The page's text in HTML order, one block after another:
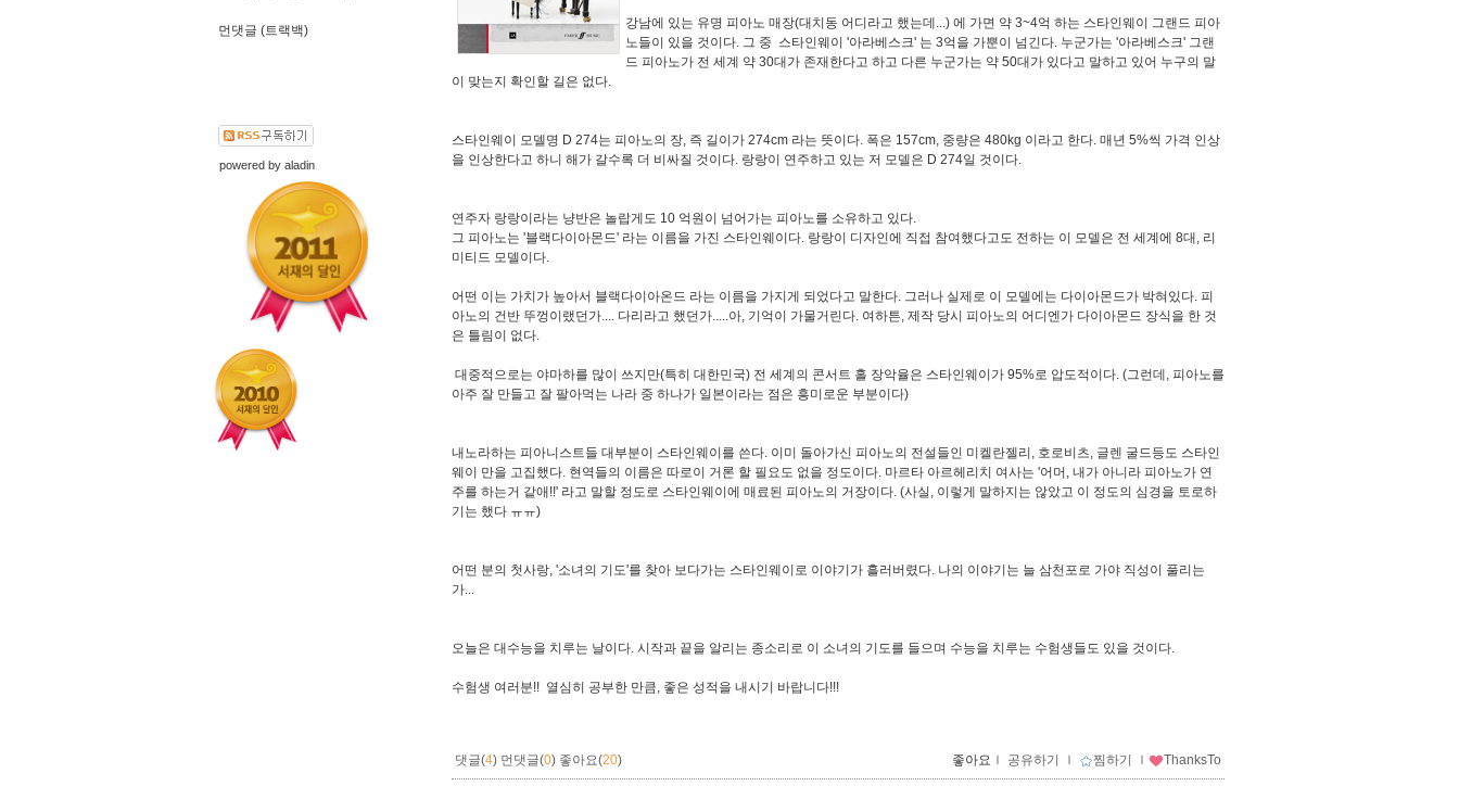
강남에 있는 유명 피아노 매장(대치동 어디라고 했는데...) 에 가면 약 3~4억 하는 스타인웨이 그랜드 피아
노들이 있을 것이다. 그 중 스타인웨이 '아라베스크' 는 3억을 가뿐이 넘긴다. 누군가는 '아라베스크' 그랜
드 피아노가 전 세계 약 30대가 존재한다고 하고 다른 누군가는 약 50대가 있다고 말하고 있어 누구의 말
이 맞는지 확인할 길은 없다.
스타인웨이 모델명 D 274는 피아노의 장, 즉 길이가 274cm 라는 뜻이다. 폭은 157cm, 중량은 480kg 이라고 한다. 매년 5%씩 가격 인상
을 인상한다고 하니 해가 갈수록 더 비싸질 것이다. 랑랑이 연주하고 있는 저 모델은 D 274일 것이다.
연주자 랑랑이라는 냥반은 놀랍게도 10 억원이 넘어가는 피아노를 소유하고 있다.
그 피아노는 '블랙다이아몬드' 라는 이름을 가진 스타인웨이다. 랑랑이 디자인에 직접 참여했다고도 전하는 이 모델은 전 세계에 8대, 리
미티드 모델이다.
어떤 이는 가치가 높아서 블랙다이아온드 라는 이름을 가지게 되었다고 말한다. 그러나 실제로 이 모델에는 다이아몬드가 박혀있다. 피
아노의 건반 뚜껑이랬던가.... 다리라고 했던가.....아, 기억이 가물거린다. 여하튼, 제작 당시 피아노의 어디엔가 다이아몬드 장식을 한 것
은 틀림이 없다.
대중적으로는 야마하를 많이 쓰지만(특히 대한민국) 전 세계의 콘서트 홀 장악율은 스타인웨이가 95%로 압도적이다. (그런데, 피아노를
아주 잘 만들고 잘 팔아먹는 나라 중 하나가 일본이라는 점은 흥미로운 부분이다)
내노라하는 피아니스트들 대부분이 스타인웨이를 쓴다. 이미 돌아가신 피아노의 전설들인 미켈란젤리, 호로비츠, 글렌 굴드등도 스타인
웨이 만을 고집했다. 현역들의 이름은 따로이 거론 할 필요도 없을 정도이다. 마르타 아르헤리치 여사는 '어머, 내가 아니라 피아노가 연
주를 하는거 같애!!' 라고 말할 정도로 스타인웨이에 매료된 피아노의 거장이다. (사실, 이렇게 말하지는 않았고 이 정도의 심경을 토로하
기는 했다 ㅠㅠ)
어떤 분의 첫사랑, '소녀의 기도'를 찾아 보다가는 스타인웨이로 이야기가 흘러버렸다. 나의 이야기는 늘 삼천포로 가야 직성이 풀리는
가...
오늘은 대수능을 치루는 날이다. 시작과 끝을 알리는 종소리로 이 소녀의 기도를 들으며 수능을 치루는 수험생들도 있을 것이다.
수험생 여러분!! 열심히 공부한 만큼, 좋은 성적을 내시기 바랍니다!!!
댓글(4) 먼댓글(0) 좋아요(20) 좋아요 ｌ 공유하기 ｌ 찜하기 ｌ ThanksTo
먼댓글 (트랙백)
powered by aladin